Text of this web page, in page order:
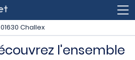
01630 Challex
l'ensemble